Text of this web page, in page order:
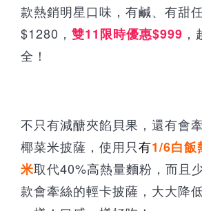
款熱銷明星口味，有鹹、有甜
$1280， 雙11限時優惠$999
全！
不只有減醣夾餡貝果，還有會
椰菜米披薩，使用只有1/6白飯
米取代40%高熱量麵粉，而且
款會牽絲的輕卡披薩，大大降